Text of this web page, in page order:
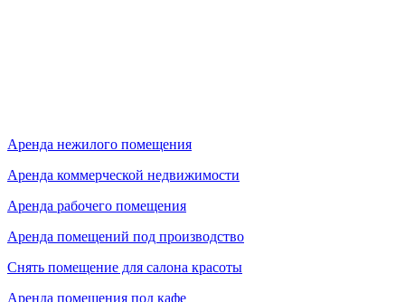
Аренда нежилого помещения
Аренда коммерческой недвижимости
Аренда рабочего помещения
Аренда помещений под производство
Снять помещение для салона красоты
Аренда помещения под кафе